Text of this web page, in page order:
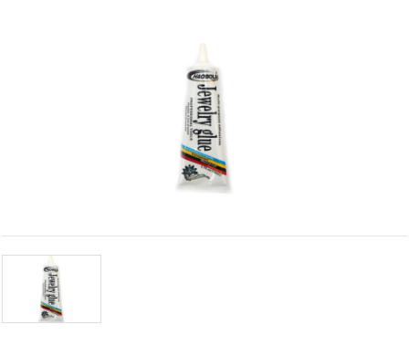
Datenverkehr
zu
analysieren
relevantere
Inhalte und
Werbung